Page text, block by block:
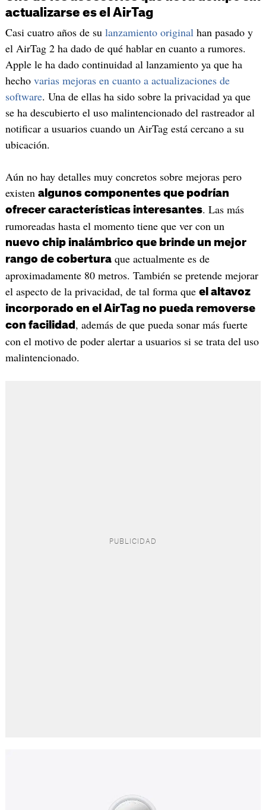
actualizarse es el AirTag
Casi cuatro años de su lanzamiento originalhan pasado y
el AirTag 2 ha dado de qué hablar en cuanto a rumores.
Apple le ha dado continuidad al lanzamiento ya que ha
hecho varias mejoras en cuanto a actualizaciones de
software. Una de ellas ha sido sobre la privacidad ya que
se ha descubierto el uso malintencionado del rastreador al
notificar a usuarios cuando un AirTag está cercano a su
ubicación.
Aún no hay detalles muy concretos sobre mejoras pero
existen algunos componentes que podrían
ofrecer características interesantes. Las más
rumoreadas hasta el momento tiene que ver con un
nuevo chip inalámbrico que brinde un mejor
rango de coberturaque actualmente es de
aproximadamente 80 metros. También se pretende mejorar
el aspecto de la privacidad, de tal forma que el altavoz
incorporado en el AirTag no pueda removerse
con facilidad , además de que pueda sonar más fuerte
con el motivo de poder alertar a usuarios si se trata del uso
malintencionado.